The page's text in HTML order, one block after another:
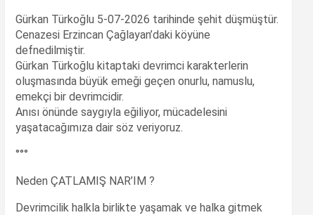
Gürkan Türkoğlu 5-07-2026 tarihinde şehit düşmüştür.
Cenazesi Erzincan Çağlayan’daki köyüne
defnedilmiştir.
Gürkan Türkoğlu kitaptaki devrimci karakterlerin
oluşmasında büyük emeği geçen onurlu, namuslu,
emekçi bir devrimcidir.
Anısı önünde saygıyla eğiliyor, mücadelesini
yaşatacağımıza dair söz veriyoruz.
°°°
Neden ÇATLAMIŞ NAR’IM ?
Devrimcilik halkla birlikte yaşamak ve halka gitmek